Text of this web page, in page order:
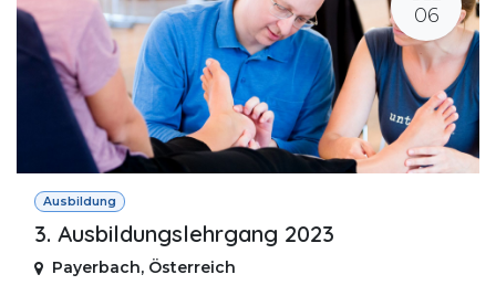
06
Ausbildung
3. Ausbildungslehrgang 2023
Payerbach, Österreich